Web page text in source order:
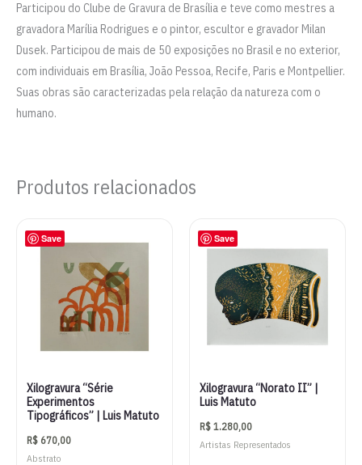
Participou do Clube de Gravura de Brasília e teve como mestres a
gravadora Marília Rodrigues e o pintor, escultor e gravador Milan
Dusek. Participou de mais de 50 exposições no Brasil e no exterior,
com individuais em Brasília, João Pessoa, Recife, Paris e Montpellier.
Suas obras são caracterizadas pela relação da natureza com o
humano.
Produtos relacionados
Save
Xilogravura “Série
Experimentos
Tipográficos” | Luis Matuto
R$ 670,00
Abstrato
Save
Xilogravura “Norato II” |
Luis Matuto
R$1.280,00
Artistas Representados